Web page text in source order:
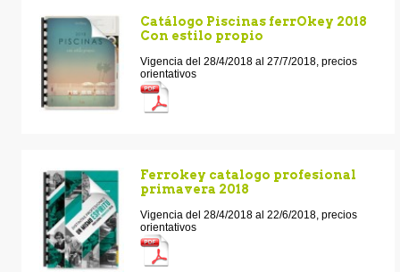
Catálogo Piscinas ferrOkey 2018
Con estilo propio
Vigencia del 28/4/2018 al 27/7/2018, precios
orientativos
Ferrokey catalogo profesional
primavera 2018
Vigencia del 28/4/2018 al 22/6/2018, precios
orientativos